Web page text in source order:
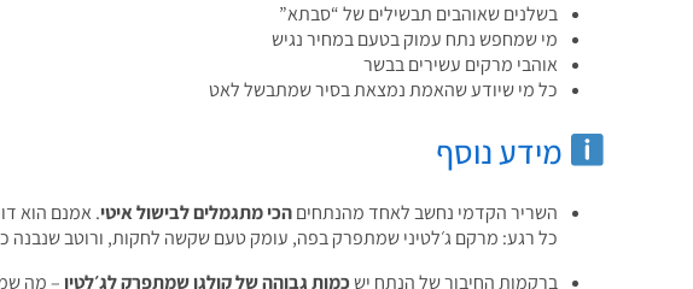
בשלנים שאוהבים תבשילים של “סבתא”
מי שמחפש נתח עמוק בטעם במחיר נגיש
אוהבי מרקים עשירים בבשר
כל מי שיודע שהאמת נמצאת בסיר שמתבשל לאט
מידע נוסף
השריר הקדמי נחשב לאחד מהנתחיםהכי מתגמלים לבישול איטי. אמנם הוא
כל רגע: מרקם ג׳לטיני שמתפרק בפה, עומק טעם שקשה לחקות, ורוטב שנבנה
ברקמות החיבור של הנתח ישכמות גבוהה של קולגן שמתפרק לג׳לטין– מה